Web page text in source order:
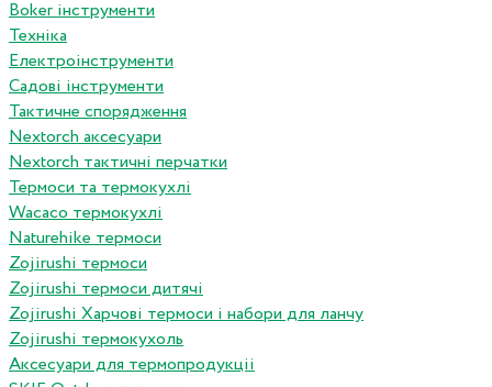
Boker інструменти
Техніка
Електроінструменти
Садові інструменти
Тактичне спорядження
Nextorch аксесуари
Nextorch тактичні перчатки
Термоси та термокухлі
Wacaco термокухлі
Naturehike термоси
Zojirushi термоси
Zojirushi термоси дитячі
Zojirushi Харчові термоси і набори для ланчу
Zojirushi термокухоль
Аксесуари для термопродукціі